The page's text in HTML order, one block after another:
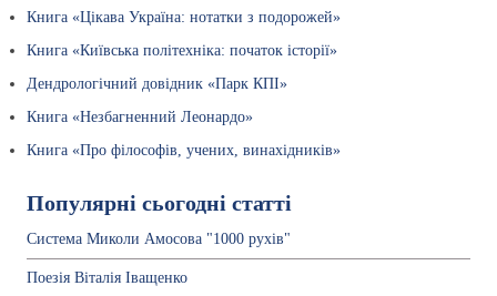
Книга «Цікава Україна: нотатки з подорожей»
Книга «Київська політехніка: початок історії»
Дендрологічний довідник «Парк КПІ»
Книга «Незбагненний Леонардо»
Книга «Про філософів, учених, винахідників»
Популярні сьогодні статті
Система Миколи Амосова "1000 рухів"
Поезія Віталія Іващенко